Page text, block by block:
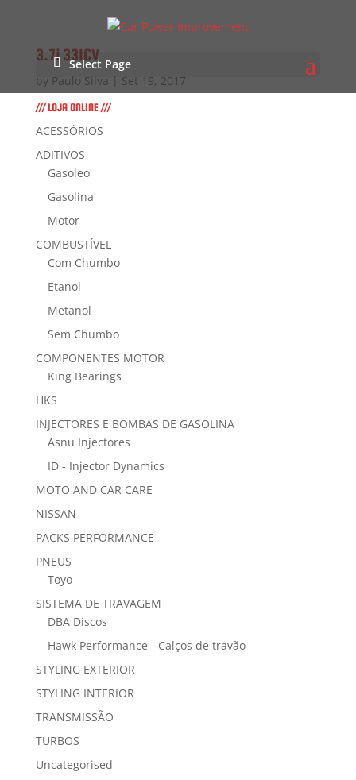
Select Page
3.7i 331CV
by Paulo Silva Set 19, 2017
/// LOJA ONLINE ///
ACESSÓRIOS
ADITIVOS
Gasoleo
Gasolina
Motor
COMBUSTÍVEL
Com Chumbo
Etanol
Metanol
Sem Chumbo
COMPONENTES MOTOR
King Bearings
HKS
INJECTORES E BOMBAS DE GASOLINA
Asnu Injectores
ID - Injector Dynamics
MOTO AND CAR CARE
NISSAN
PACKS PERFORMANCE
PNEUS
Toyo
SISTEMA DE TRAVAGEM
DBA Discos
Hawk Performance - Calços de travão
STYLING EXTERIOR
STYLING INTERIOR
TRANSMISSÃO
TURBOS
Uncategorised